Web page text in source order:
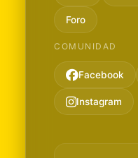
Foro
COMUNIDAD
Facebook
Instagram